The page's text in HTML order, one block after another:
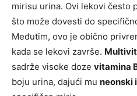
mirisu urina. Ovi lekovi često
što može dovesti do
Međutim, ovo je obično
kada se lekovi završe.
sadrže visoke doze vitamina
boju urina, dajući mu neonski